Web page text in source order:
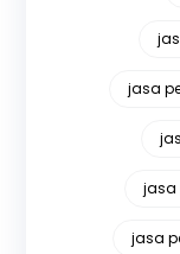
jasa
jasa
jasa